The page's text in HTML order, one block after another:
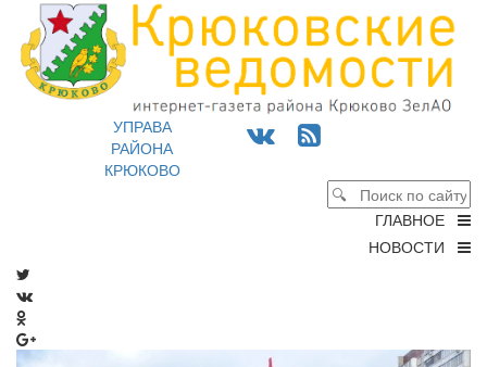
УПРАВА
РАЙОНА
КРЮКОВО
ГЛАВНОЕ
НОВОСТИ